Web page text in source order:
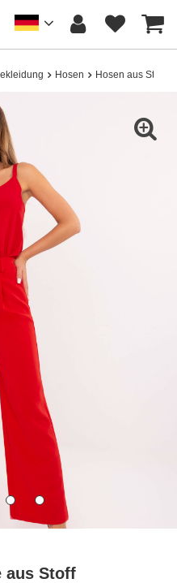
Hosen Hosen aus Stoff
aus Stoff